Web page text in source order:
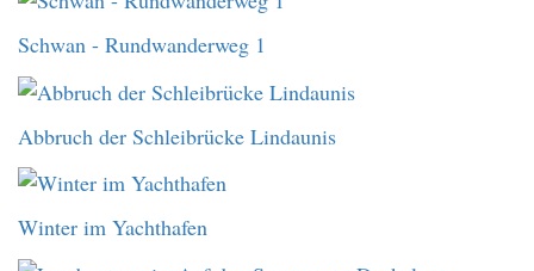
Schwan - Rundwanderweg 1
Abbruch der Schleibrücke Lindaunis
Winter im Yachthafen